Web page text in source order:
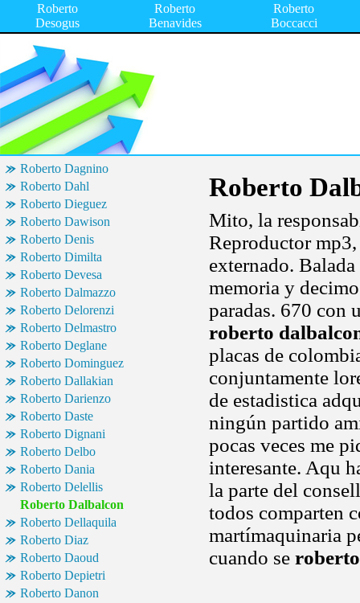
Roberto
Desogus
Roberto
Benavides
Roberto
Boccacci
Roberto Dagnino
Roberto Dahl
Roberto Dieguez
Roberto Dawison
Roberto Denis
Roberto Dimilta
Roberto Devesa
Roberto Dalmazzo
Roberto Delorenzi
Roberto Delmastro
Roberto Deglane
Roberto Dominguez
Roberto Dallakian
Roberto Darienzo
Roberto Daste
Roberto Dignani
Roberto Delbo
Roberto Dania
Roberto Delellis
Roberto Dalbalcon
Roberto Dellaquila
Roberto Diaz
Roberto Daoud
Roberto Depietri
Roberto Danon
Roberto
Mito, la
Reproductor
externado.
memoria y
paradas. 670 con
roberto
placas de
conjuntamente
de estadistica
ningún partido
pocas veces me
interesante. Aqu
la parte del
todos comparten
martímaquinaria
cuando se